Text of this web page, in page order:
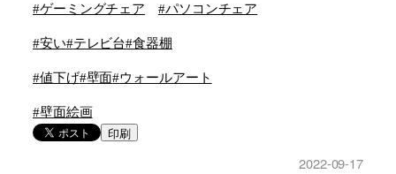
#ゲーミングチェア #パソコンチェア
#安い#テレビ台#食器棚
#値下げ#壁面#ウォールアート
#壁面絵画
印刷
2022-09-17